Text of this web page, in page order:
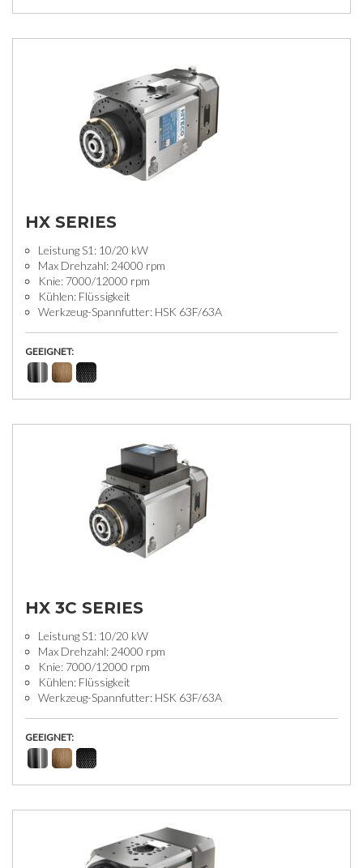
HX SERIES
Leistung S1: 10/20 kW
Max Drehzahl: 24000 rpm
Knie: 7000/12000 rpm
Kühlen: Flüssigkeit
Werkzeug-Spannfutter: HSK 63F/63A
GEEIGNET:
HX 3C SERIES
Leistung S1: 10/20 kW
Max Drehzahl: 24000 rpm
Knie: 7000/12000 rpm
Kühlen: Flüssigkeit
Werkzeug-Spannfutter: HSK 63F/63A
GEEIGNET: